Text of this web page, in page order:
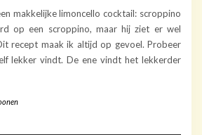
makkelijke limoncello cocktail: scroppino
op een scroppino, maar hij ziet er wel
recept maak ik altijd op gevoel. Probeer
lekker vindt. De ene vindt het lekkerder